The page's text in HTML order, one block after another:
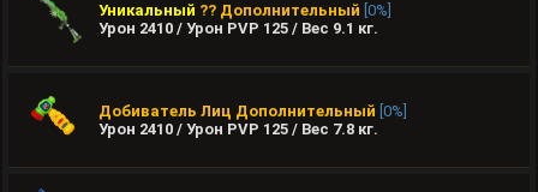
Уникальный ?? Дополнительный [0%]
Урон 2410 / Урон PVP 125 / Вес 9.1 кг.
Добиватель Лиц Дополнительный [0%]
Урон 2410 / Урон PVP 125 / Вес 7.8 кг.